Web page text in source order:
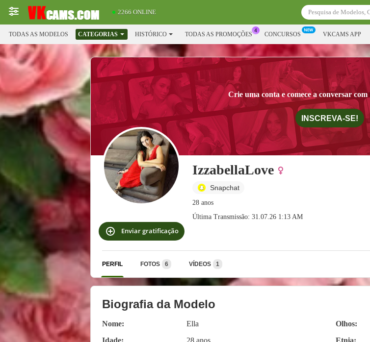
2266 ONLINE
TODAS AS MODELOS CATEGORIAS HISTÓRICO TODAS AS PROMOÇÕES CONCURSOS VKCAMS APP
Crie uma conta e comece a conversar com
INSCREVA-SE!
IzzabellaLove
Snapchat
28 anos
Última Transmissão: 31.07.26 1:13 AM
Enviar gratificação
PERFIL FOTOS 6 VÍDEOS 1
Biografia da Modelo
Nome:
Ella
Idade:
28 anos
Olhos:
Etnia: